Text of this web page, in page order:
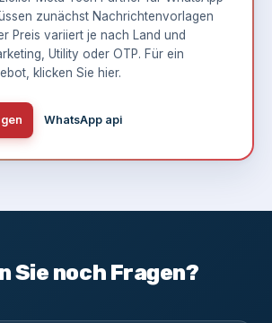
zunächst Nachrichtenvorlagen
Preis variiert je nach Land und
Utility oder OTP. Für ein
klicken Sie hier.
WhatsApp api
Sie noch Fragen?